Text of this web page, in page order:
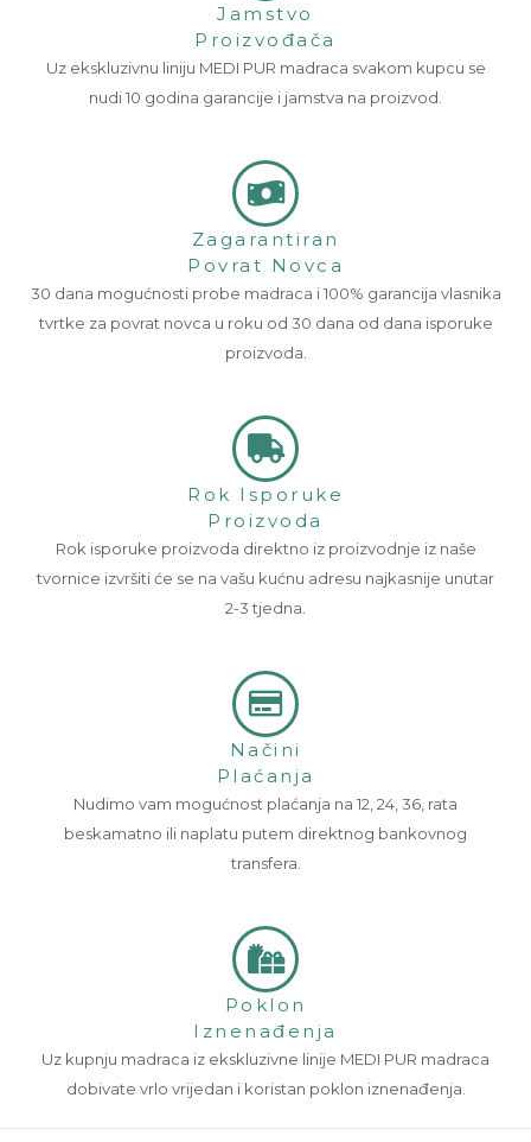
Jamstvo
Proizvođača
Uz ekskluzivnu liniju MEDI PUR madraca svakom kupcu se
nudi 10 godina garancije i jamstva na proizvod.
Zagarantiran
Povrat Novca
30 dana mogućnosti probe madraca i 100% garancija vlasnika
tvrtke za povrat novca u roku od 30 dana od dana isporuke
proizvoda.
Rok Isporuke
Proizvoda
Rok isporuke proizvoda direktno iz proizvodnje iz naše
tvornice izvršiti će se na vašu kućnu adresu najkasnije unutar
2-3 tjedna.
Načini
Plaćanja
Nudimo vam mogućnost plaćanja na 12, 24, 36, rata
beskamatno ili naplatu putem direktnog bankovnog
transfera.
Poklon
Iznenađenja
Uz kupnju madraca iz ekskluzivne linije MEDI PUR madraca
dobivate vrlo vrijedan i koristan poklon iznenađenja.